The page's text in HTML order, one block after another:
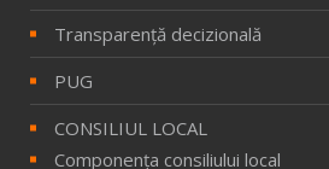
Transparență decizională
PUG
CONSILIUL LOCAL
Componenţa consiliului local